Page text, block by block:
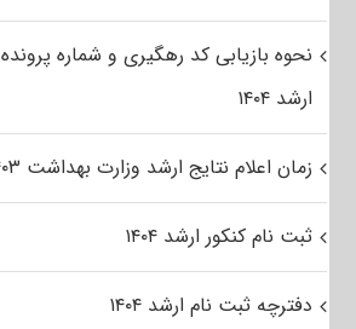
نحوه بازیابی کد رهگیری و شماره پرونده
ارشد ۱۴۰۴
زمان اعلام نتایج ارشد وزارت بهداشت ۱۴۰۳
ثبت نام کنکور ارشد ۱۴۰۴
دفترچه ثبت نام ارشد ۱۴۰۴